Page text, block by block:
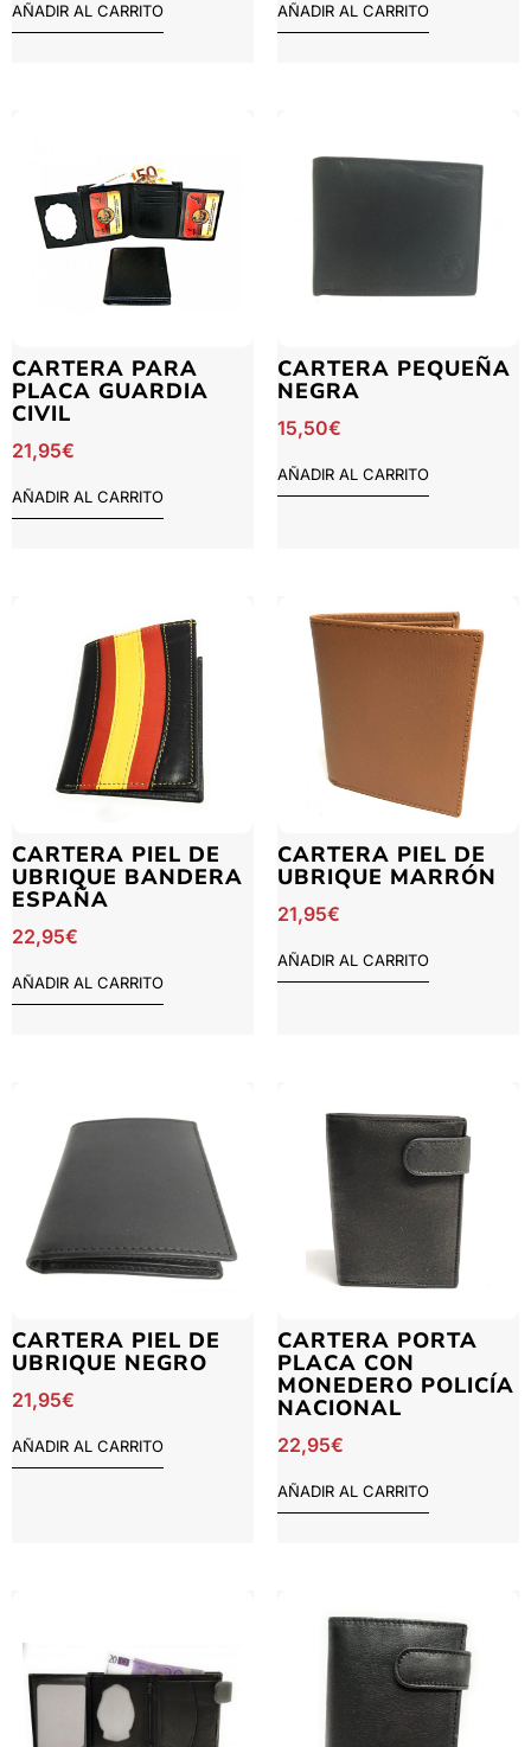
AÑADIR AL CARRITO AÑADIR AL CARRITO
CARTERA PARA
PLACA GUARDIA
CIVIL
21,95€
AÑADIR AL CARRITO
CARTERA PEQUEÑA
NEGRA
15,50€
AÑADIR AL CARRITO
CARTERA PIEL DE
UBRIQUE BANDERA
ESPAÑA
22,95€
AÑADIR AL CARRITO
CARTERA PIEL DE
UBRIQUE MARRÓN
21,95€
AÑADIR AL CARRITO
CARTERA PIEL DE
UBRIQUE NEGRO
21,95€
AÑADIR AL CARRITO
CARTERA PORTA
PLACA CON
MONEDERO POLICÍA
NACIONAL
22,95€
AÑADIR AL CARRITO